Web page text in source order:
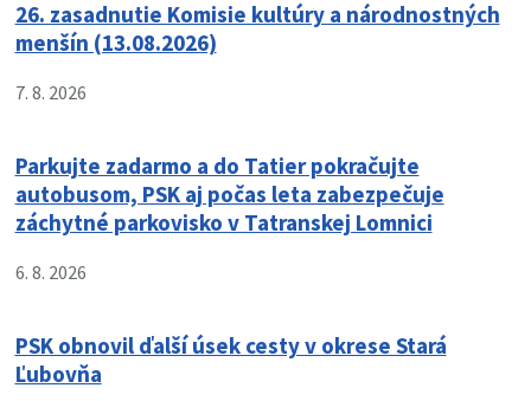
26. zasadnutie Komisie kultúry a národnostných
menšín (13.08.2026)
7. 8. 2026
Parkujte zadarmo a do Tatier pokračujte
autobusom, PSK aj počas leta zabezpečuje
záchytné parkovisko v Tatranskej Lomnici
6. 8. 2026
PSK obnovil ďalší úsek cesty v okrese Stará
Ľubovňa